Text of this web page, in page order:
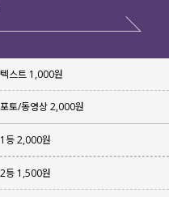
텍스트 1,000원
포토/동영상 2,000원
1등 2,000원
2등 1,500원